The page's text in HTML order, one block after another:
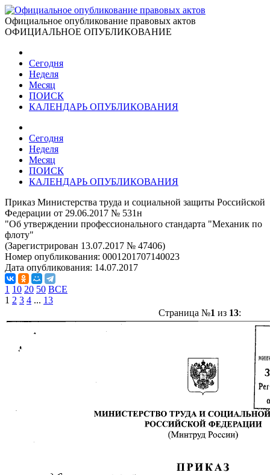
Официальное опубликование правовых актов
ОФИЦИАЛЬНОЕ ОПУБЛИКОВАНИЕ
Сегодня
Неделя
Месяц
ПОИСК
КАЛЕНДАРЬ ОПУБЛИКОВАНИЯ
Сегодня
Неделя
Месяц
ПОИСК
КАЛЕНДАРЬ ОПУБЛИКОВАНИЯ
Приказ Министерства труда и социальной защиты Российской
Федерации от 29.06.2017 № 531н
"Об утверждении профессионального стандарта "Механик по
флоту"
(Зарегистрирован 13.07.2017 № 47406)
Номер опубликования: 0001201707140023
Дата опубликования: 14.07.2017
1 10 20 50 ВСЕ
1 2 3 4 ... 13
Страница №1 из 13: